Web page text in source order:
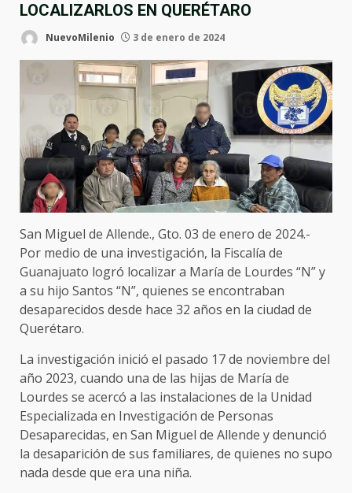
LOCALIZARLOS EN QUERÉTARO
NuevoMilenio 3 de enero de 2024
San Miguel de Allende., Gto. 03 de enero de 2024.-
Por medio de una investigación, la Fiscalía de
Guanajuato logró localizar a María de Lourdes “N” y
a su hijo Santos “N”, quienes se encontraban
desaparecidos desde hace 32 años en la ciudad de
Querétaro.
La investigación inició el pasado 17 de noviembre del
año 2023, cuando una de las hijas de María de
Lourdes se acercó a las instalaciones de la Unidad
Especializada en Investigación de Personas
Desaparecidas, en San Miguel de Allende y denunció
la desaparición de sus familiares, de quienes no supo
nada desde que era una niña.